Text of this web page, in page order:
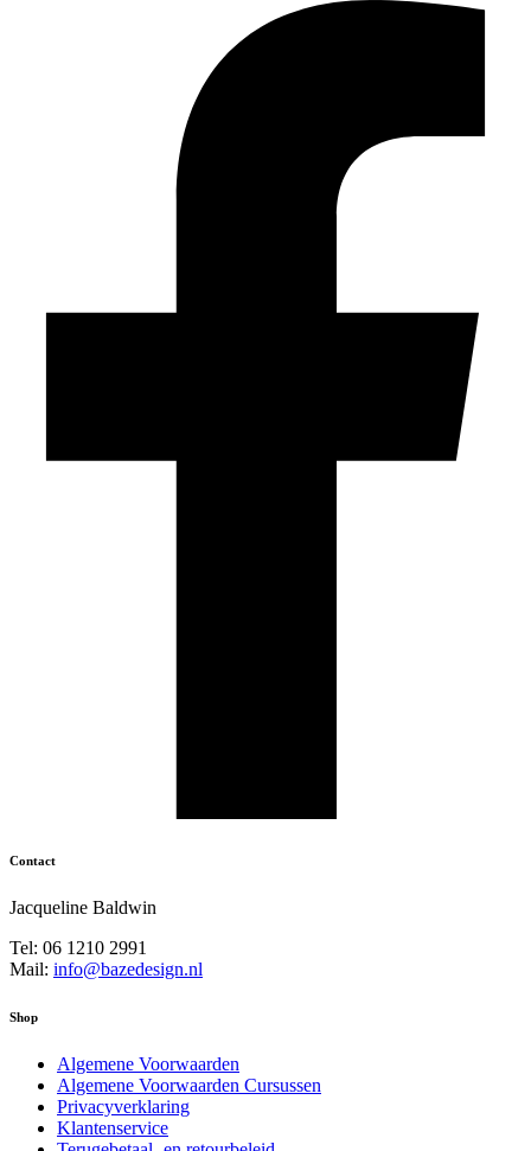
Contact
Jacqueline Baldwin
Tel: 06 1210 2991
Mail: info@bazedesign.nl
Shop
Algemene Voorwaarden
Algemene Voorwaarden Cursussen
Privacyverklaring
Klantenservice